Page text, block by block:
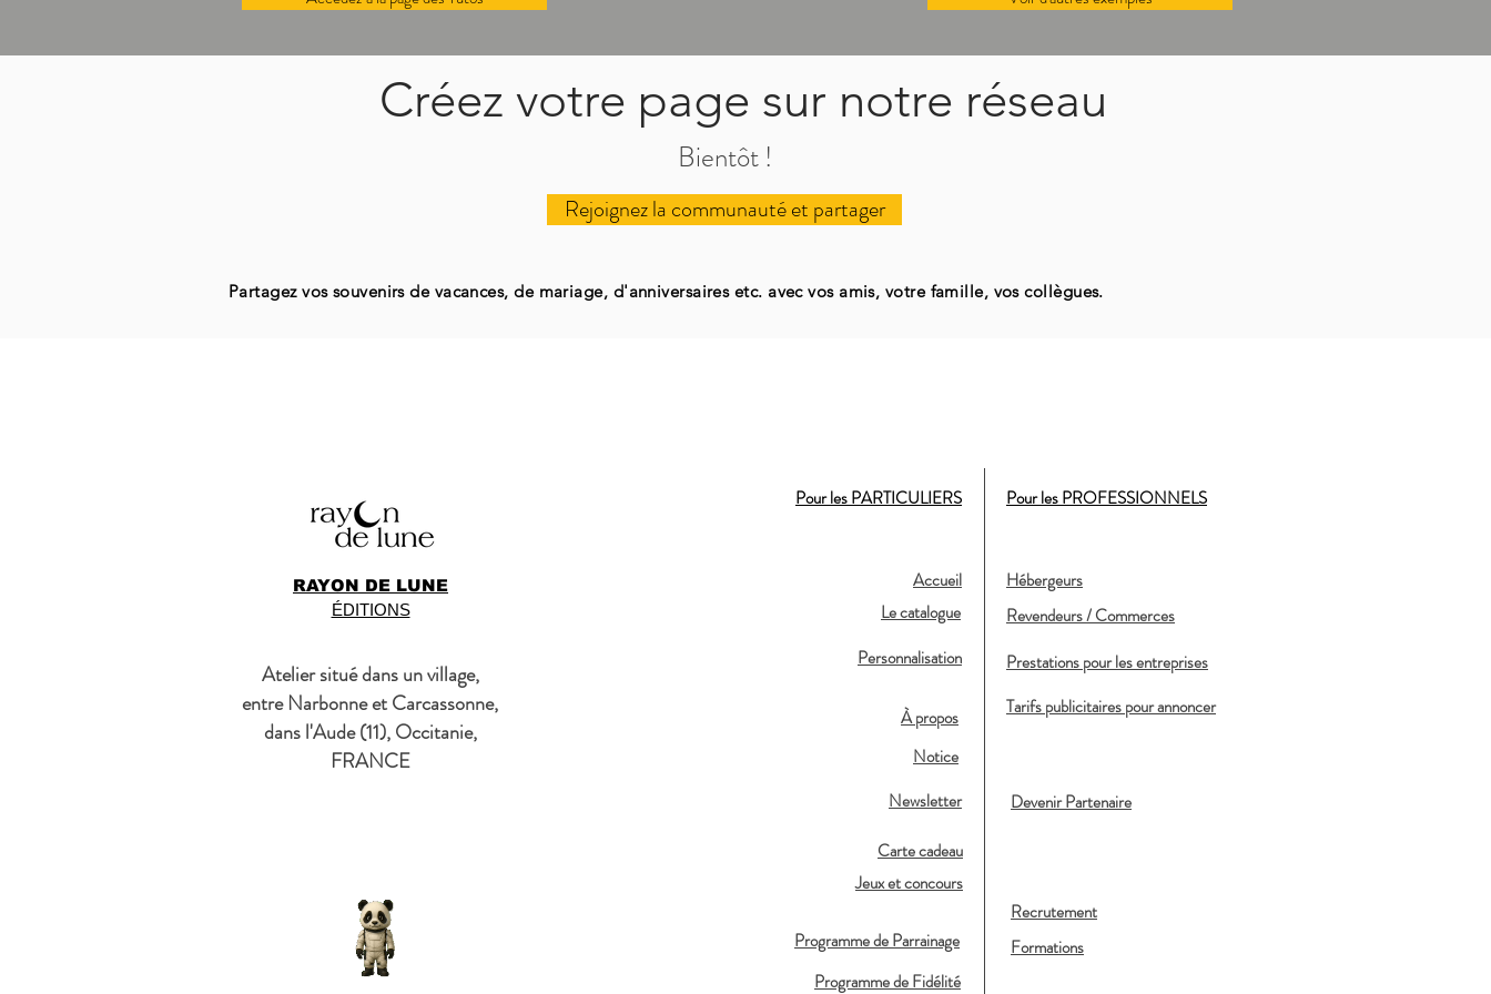
Créez votre page sur notre réseau
Bientôt !
Rejoignez la communauté et partager
Partagez vos souvenirs de vacances, de mariage, d'anniversaires etc. avec vos amis, votre famille, vos collègues.
RAYON DE LUNE
ÉDITIONS
Pour les PARTICULIERS Pour les PROFESSIONNELS
Accueil
Le catalogue
Hébergeurs
Revendeurs / Commerces
Atelier situé dans un village,
entre Narbonne et Carcassonne,
dans l'Aude (11), Occitanie,
FRANCE
Personnalisation
À propos
Prestations pour les entreprises
Tarifs publicitaires pour annoncer
Notice
Newsletter
Devenir Partenaire
Carte cadeau
Jeux et concours
Recrutement
Programme de Parrainage
Formations
Programme de Fidélité